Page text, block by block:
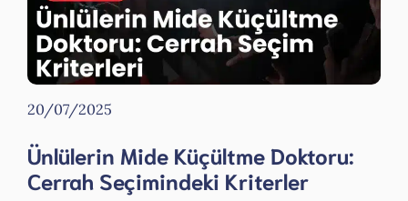
20/07/2025
Ünlülerin Mide Küçültme Doktoru:
Cerrah Seçimindeki Kriterler